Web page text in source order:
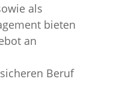
als
bieten
an
Beruf